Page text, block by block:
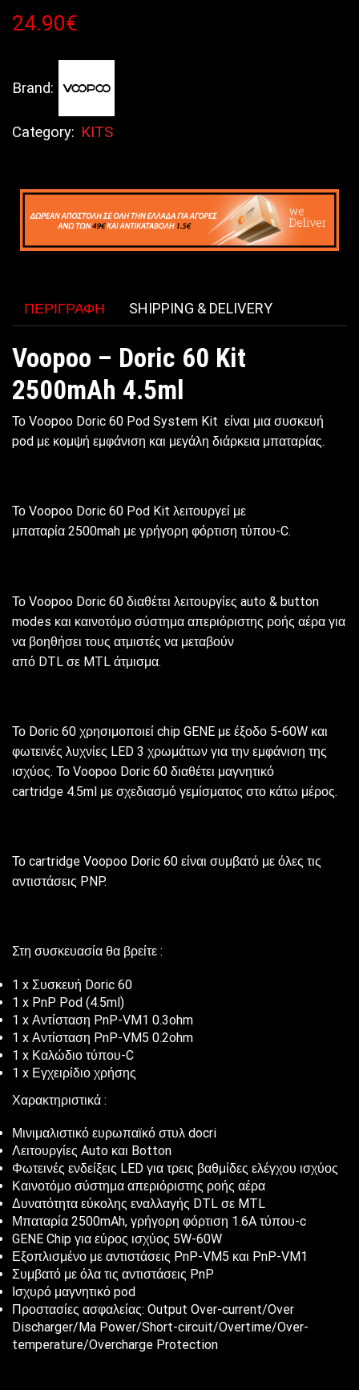
24.90€
Brand:
Category: KITS
ΠΕΡΙΓΡΑΦΉ SHIPPING & DELIVERY
Voopoo – Doric 60 Kit
2500mAh 4.5ml
Το Voopoo Doric 60 Pod System Kit είναι μια συσκευή
pod με κομψή εμφάνιση και μεγάλη διάρκεια μπαταρίας.
Το Voopoo Doric 60 Pod Kit λειτουργεί με
μπαταρία 2500mah με γρήγορη φόρτιση τύπου-C.
Το Voopoo Doric 60 διαθέτει λειτουργίες auto & button
modes και καινοτόμο σύστημα απεριόριστης ροής αέρα για
να βοηθήσει τους ατμιστές να μεταβούν
από DTL σε MTL άτμισμα.
Το Doric 60 χρησιμοποιεί chip GENE με έξοδο 5-60W και
φωτεινές λυχνίες LED 3 χρωμάτων για την εμφάνιση της
ισχύος. Το Voopoo Doric 60 διαθέτει μαγνητικό
cartridge 4.5ml με σχεδιασμό γεμίσματος στο κάτω μέρος.
Το cartridge Voopoo Doric 60 είναι συμβατό με όλες τις
αντιστάσεις PNP.
Στη συσκευασία θα βρείτε :
1 x Συσκευή Doric 60
1 x PnP Pod (4.5ml)
1 x Αντίσταση PnP-VM1 0.3ohm
1 x Αντίσταση PnP-VM5 0.2ohm
1 x Καλώδιο τύπου-C
1 x Εγχειρίδιο χρήσης
Χαρακτηριστικά :
Μινιμαλιστικό ευρωπαϊκό στυλ docri
Λειτουργίες Auto και Botton
Φωτεινές ενδείξεις LED για τρεις βαθμίδες ελέγχου ισχύος
Καινοτόμο σύστημα απεριόριστης ροής αέρα
Δυνατότητα εύκολης εναλλαγής DTL σε MTL
Μπαταρία 2500mAh, γρήγορη φόρτιση 1.6A τύπου-c
GENE Chip για εύρος ισχύος 5W-60W
Εξοπλισμένο με αντιστάσεις PnP-VM5 και PnP-VM1
Συμβατό με όλα τις αντιστάσεις PnP
Ισχυρό μαγνητικό pod
Προστασίες ασφαλείας: Output Over-current/Over
Discharger/Ma Power/Short-circuit/Overtime/Over-
temperature/Overcharge Protection